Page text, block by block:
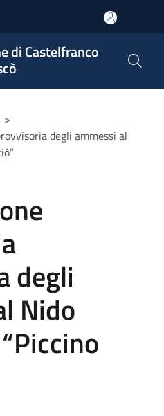
di Castelfranco
>
degli ammessi al
degli
Nido